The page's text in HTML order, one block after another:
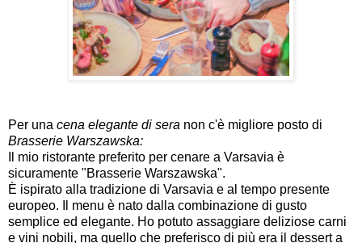
Per una cena elegante di sera non c'è migliore posto di
Brasserie Warszawska:
Il mio ristorante preferito per cenare a Varsavia è
sicuramente "Brasserie Warszawska".
È ispirato alla tradizione di Varsavia e al tempo presente
europeo. Il menu è nato dalla combinazione di gusto
semplice ed elegante. Ho potuto assaggiare deliziose carni
e vini nobili, ma quello che preferisco di più era il dessert a